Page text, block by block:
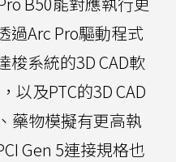
過Arc Pro驅動程式
梭系統的3D CAD軟
以及PTC的3D CAD
藥物模擬有更高執
Gen 5連接規格也